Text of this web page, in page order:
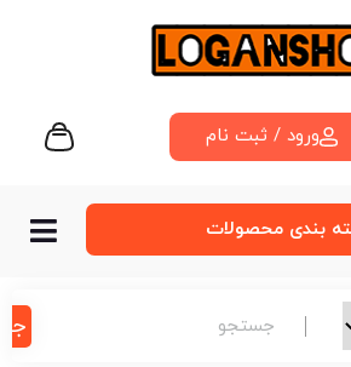
ورود / ثبت نام
بندی محصولات